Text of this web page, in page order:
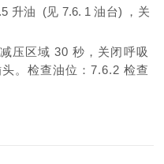
升油 (见 7.6. 1油台) ，关
压区域 30秒，关闭呼吸
。检查油位： 7.6.2 检查